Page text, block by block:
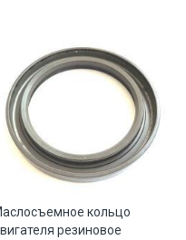
кольцо
резиновое